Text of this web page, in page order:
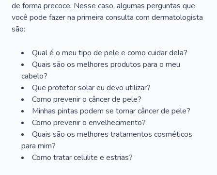
de forma precoce. Nesse caso, algumas perguntas que
você pode fazer na primeira consulta com dermatologista
são:
Qual é o meu tipo de pele e como cuidar dela?
Quais são os melhores produtos para o meu
cabelo?
Que protetor solar eu devo utilizar?
Como prevenir o câncer de pele?
Minhas pintas podem se tornar câncer de pele?
Como prevenir o envelhecimento?
Quais são os melhores tratamentos cosméticos
para mim?
Como tratar celulite e estrias?